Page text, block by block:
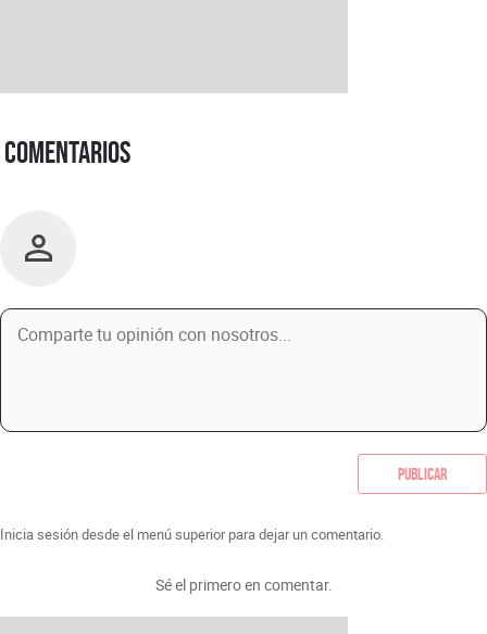
Comentarios
Publicar
Inicia sesión desde el menú superior para dejar un comentario.
Sé el primero en comentar.